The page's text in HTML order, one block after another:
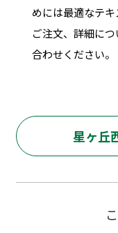
めには最適なテキ
ご注文、詳細に
合わせください。
星ヶ丘